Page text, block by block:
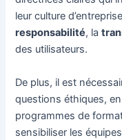
leur culture
responsabilité, la
des utilisateurs.
De plus, il est
questions éthiques,
programmes de
sensibiliser les